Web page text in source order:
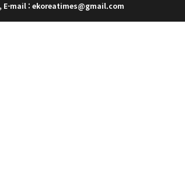
E-mail : ekoreatimes@gmail.com